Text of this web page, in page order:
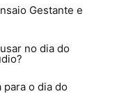
Gestante e
no dia do
para o dia do